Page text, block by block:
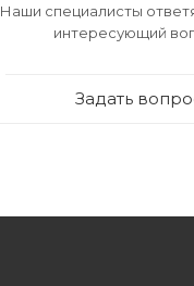
Наши специалисты
интересующий
Задать